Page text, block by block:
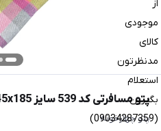
از
موجودی
کالای
مدنظرتون
استعلام
بگیرین
(09034287359)
پتو مسافرتی کد 539 سایز 145x185 سانتی متر
پتو چهارخونه